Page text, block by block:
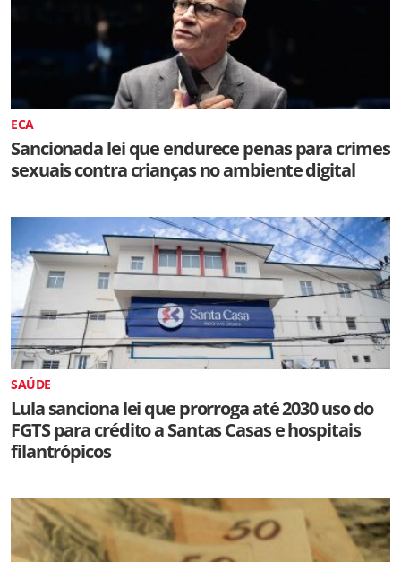
ECA
Sancionada lei que endurece penas para crimes
sexuais contra crianças no ambiente digital
SAÚDE
Lula sanciona lei que prorroga até 2030 uso do
FGTS para crédito a Santas Casas e hospitais
filantrópicos